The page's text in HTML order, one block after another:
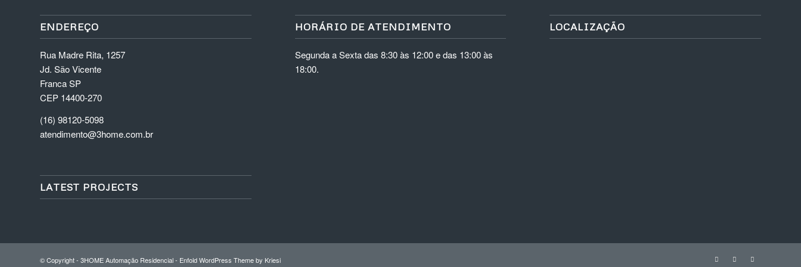
ENDEREÇO
Rua Madre Rita, 1257
Jd. São Vicente
Franca SP
CEP 14400-270
(16) 98120-5098
atendimento@3home.com.br
LATEST PROJECTS
HORÁRIO DE ATENDIMENTO
Segunda a Sexta das 8:30 às 12:00 e das 13:00 às
18:00.
LOCALIZAÇÃO
© Copyright - 3HOME Automação Residencial- Enfold WordPress Theme by Kriesi